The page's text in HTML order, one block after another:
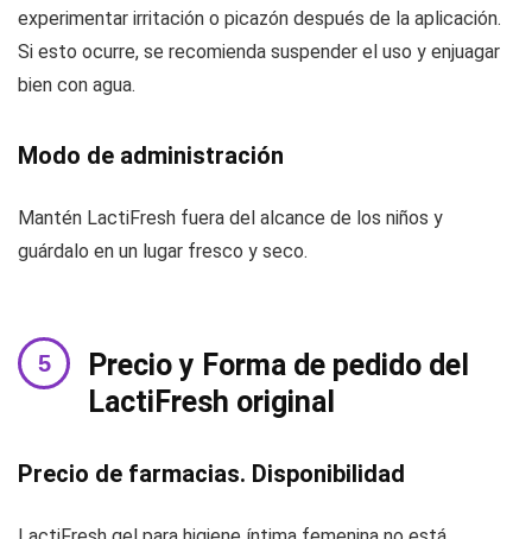
experimentar irritación o picazón después de la aplicación.
Si esto ocurre, se recomienda suspender el uso y enjuagar
bien con agua.
Modo de administración
Mantén LactiFresh fuera del alcance de los niños y
guárdalo en un lugar fresco y seco.
Precio y Forma de pedido del
LactiFresh original
Precio de farmacias. Disponibilidad